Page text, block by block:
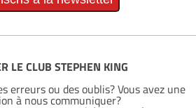
LE CLUB STEPHEN KING
erreurs ou des oublis? Vous avez une
à nous communiquer?